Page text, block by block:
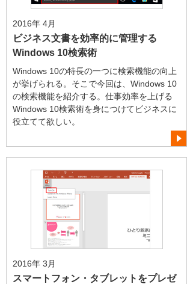
2016年 4月
ビジネス文書を効率的に管理する
Windows 10検索術
Windows 10の特長の一つに検索機能の向上
が挙げられる。そこで今回は、Windows 10
の検索機能を紹介する。仕事効率を上げる
Windows 10検索術を身につけてビジネスに
役立てて欲しい。
2016年 3月
スマートフォン・タブレットをプレゼ